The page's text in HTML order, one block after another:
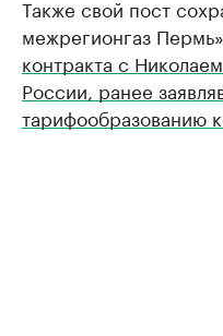
Также свой пост
межрегионгаз Пермь».
контракта с
России, ранее
тарифообразованию